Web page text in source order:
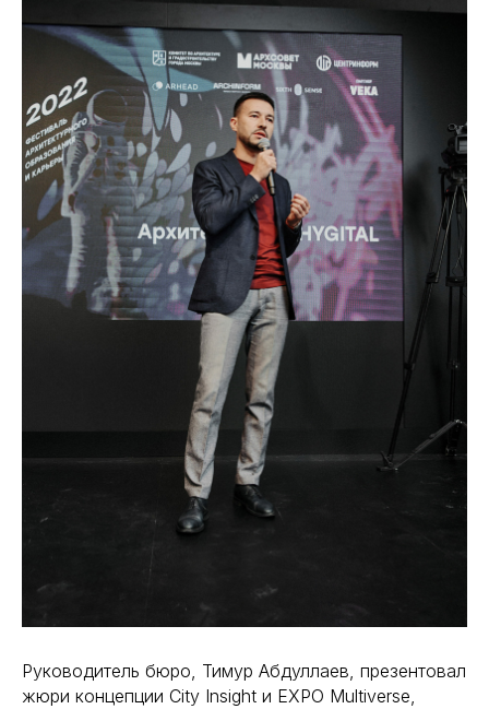
Руководитель бюро, Тимур Абдуллаев, презентовал
жюри концепции City Insight и EXPO Multiverse,